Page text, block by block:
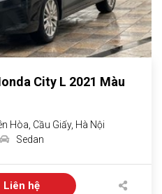
City L 2021 Màu
Hòa, Cầu Giấy, Hà Nội
Sedan
Liên hệ